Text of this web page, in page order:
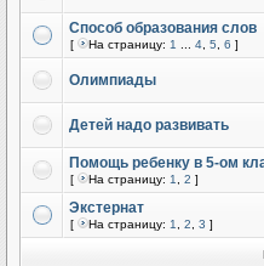
Способ образования слов
[ На страницу: 1 4 5 6 ]
Олимпиады
Детей надо развивать
Помощь ребенку в 5-ом
[ На страницу: 1 2 ]
Экстернат
[ На страницу: 1 2 3 ]